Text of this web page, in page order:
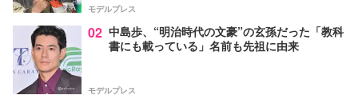
モデルプレス
02 中島歩、“明治時代の文豪”の玄孫だった「教科
書にも載っている」名前も先祖に由来
モデルプレス